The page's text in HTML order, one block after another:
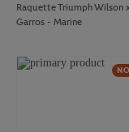
Raquette Triumph Wilson
Garros - Marine